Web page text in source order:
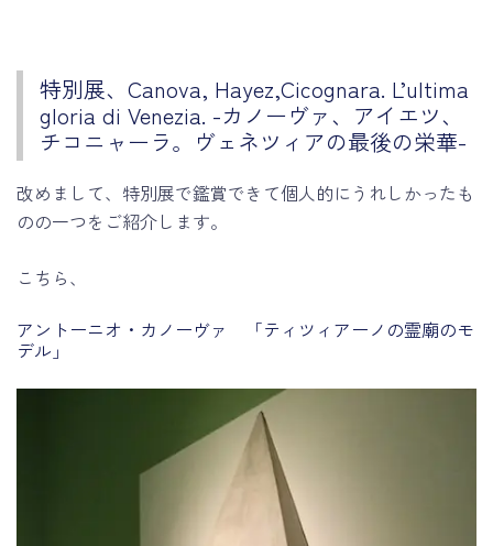
特別展、Canova, Hayez,Cicognara. L’ultima
gloria di Venezia. -カノーヴァ、アイエツ、
チコニャーラ。ヴェネツィアの最後の栄華-
改めまして、特別展で鑑賞できて個人的にうれしかったも
のの一つをご紹介します。
こちら、
アントーニオ・カノーヴァ 「ティツィアーノの霊廟のモ
デル」